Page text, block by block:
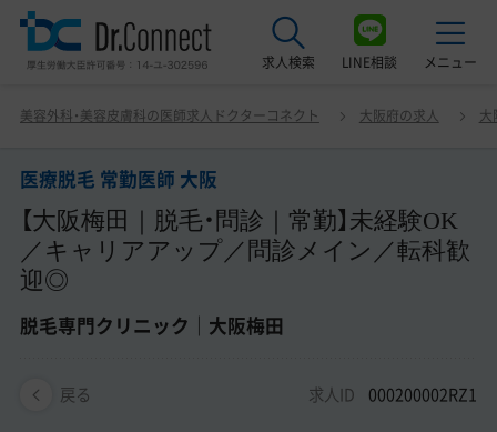
求人検索 LINE相談 メニュー
美容クリニック見学ご希望の方はこちら
サービス紹介
ドクターコネクトの強み
エージェント紹介
常勤求人一覧
美容外科・美容皮膚科の医師求人ドクターコネクト 大阪府の求人 大
医療脱毛 常勤医師 大阪
【大阪梅田｜脱毛・問診｜常勤】未経験OK
／キャリアアップ／問診メイン／転科歓
迎◎
脱毛専門クリニック｜大阪梅田
戻る 求人ID 000200002RZ1
医療脱毛 常勤医師 大阪 【大阪梅田｜脱毛・問診｜常勤】未
経験OK／キャリアアップ／問診メイン／転科歓迎◎ 脱毛